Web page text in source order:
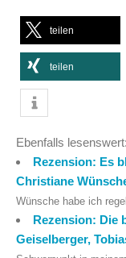
teilen
teilen
Ebenfalls lesenswert:
Rezension: Es
Christiane
Wünsche habe ich
Rezension: Die
Geiselberger,